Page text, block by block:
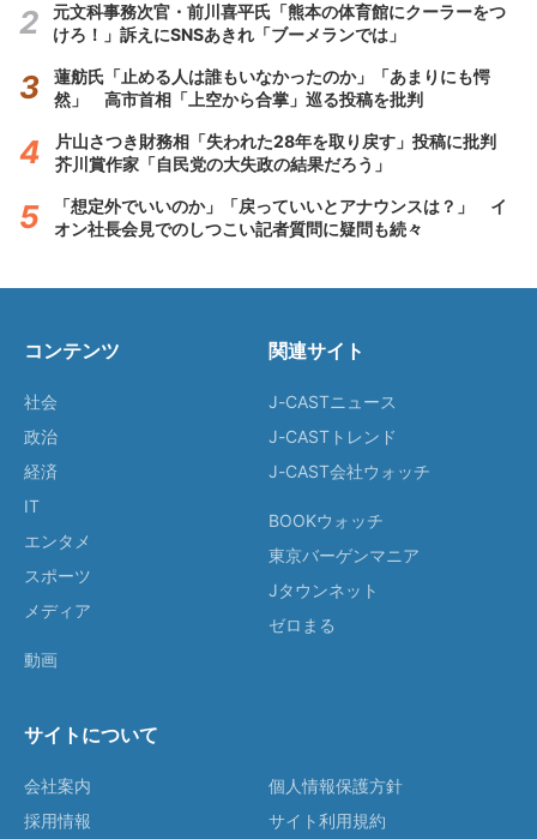
元文科事務次官・前川喜平氏「熊本の体育館にクーラーをつ
けろ！」訴えにSNSあきれ「ブーメランでは」
蓮舫氏「止める人は誰もいなかったのか」「あまりにも愕
然」 高市首相「上空から合掌」巡る投稿を批判
片山さつき財務相「失われた28年を取り戻す」投稿に批判
芥川賞作家「自民党の大失政の結果だろう」
「想定外でいいのか」「戻っていいとアナウンスは？」 イ
オン社長会見でのしつこい記者質問に疑問も続々
コンテンツ
社会
政治
経済
IT
エンタメ
スポーツ
メディア
動画
関連サイト
J-CASTニュース
J-CASTトレンド
J-CAST会社ウォッチ
BOOKウォッチ
東京バーゲンマニア
Jタウンネット
ゼロまる
サイトについて
会社案内
採用情報
個人情報保護方針
サイト利用規約